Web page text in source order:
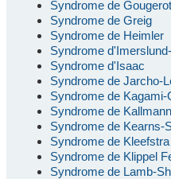
Syndrome de
Syndrome de Greig
Syndrome de Heimler
Syndrome
Syndrome d'Isaac
Syndrome de Jarcho-
Syndrome de Kagami-
Syndrome de Kallmann
Syndrome de Kearns-
Syndrome de Kleefstra
Syndrome de Klippel
Syndrome de Lamb-